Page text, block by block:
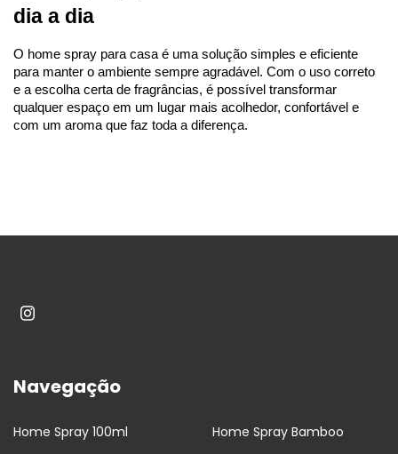
dia a dia
O home spray para casa é uma solução simples e eficiente
para manter o ambiente sempre agradável. Com o uso correto
e a escolha certa de fragrâncias, é possível transformar
qualquer espaço em um lugar mais acolhedor, confortável e
com um aroma que faz toda a diferença.
Navegação
Home Spray 100ml Home Spray Bamboo